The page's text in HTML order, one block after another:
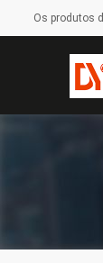
Os produtos